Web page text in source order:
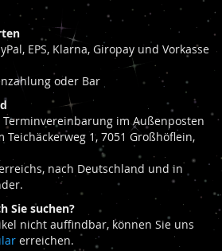
EPS, Klarna, Giropay und Vorkasse
oder Bar
im Außenposten
Teichäckerweg 1, 7051 Großhöflein,
nach Deutschland und in
Sie suchen?
nicht auffindbar, können Sie uns
erreichen.